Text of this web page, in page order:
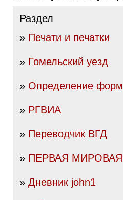
Раздел
» Печати и печатки
» Гомельский уезд
» Определение
» РГВИА
» Переводчик ВГД
» ПЕРВАЯ МИРОВАЯ
» Дневник john1